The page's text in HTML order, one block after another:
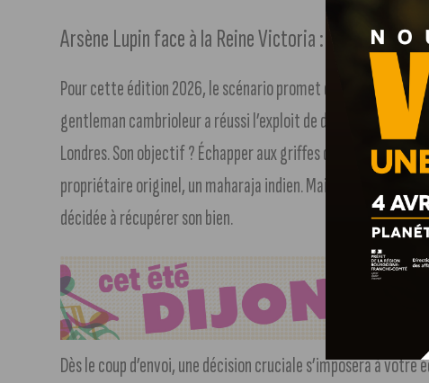
Arsène Lupin face à la Reine Victoria : Choisissez
Pour cette édition 2026, le scénario promet d’être palpitant
gentleman cambrioleur a réussi l’exploit de dérober le
Londres. Son objectif ? Échapper aux griffes de la couronne
propriétaire originel, un maharaja indien. Mais c’était sans
décidée à récupérer son bien.
Dès le coup d’envoi, une décision cruciale s’imposera à